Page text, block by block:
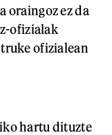
oraingoz ez da
ofizialak
ofizialean
hartu dituzte